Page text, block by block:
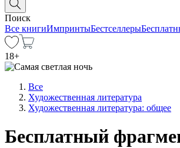
Поиск
Все книгиИмпринтыБестселлеры
18+
Все
Художественная литература
Художественная литература: общее
Бесплатный